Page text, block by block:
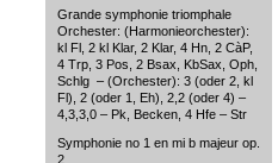
Grande symphonie triomphale
Orchester: (Harmonieorchester):
kl Fl, 2 kl Klar, 2 Klar, 4 Hn, 2 CàP,
4 Trp, 3 Pos, 2 Bsax, KbSax, Oph,
Schlg – (Orchester): 3 (oder 2, kl
Fl), 2 (oder 1, Eh), 2,2 (oder 4) –
4,3,3,0 – Pk, Becken, 4 Hfe – Str
Symphonie no 1 en mi b majeur op.
2